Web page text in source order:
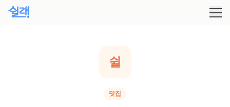
쉴
맛집